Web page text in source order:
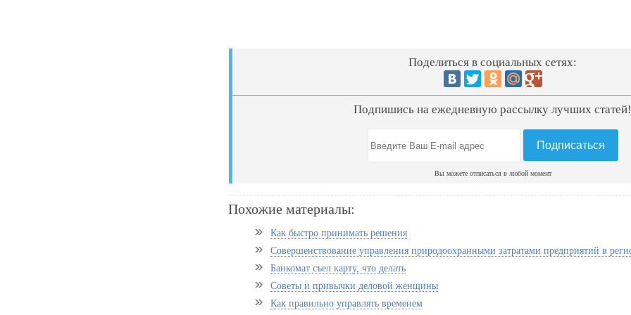
Поделиться в социальных сетях:
Подпишись на ежедневную рассылку лучших статей!
Вы можете отписаться в любой момент
Похожие материалы:
Как быстро принимать решения
Совершенствование управления природоохранными затратами предприятий в
Банкомат съел карту, что делать
Советы и привычки деловой женщины
Как правильно управлять временем